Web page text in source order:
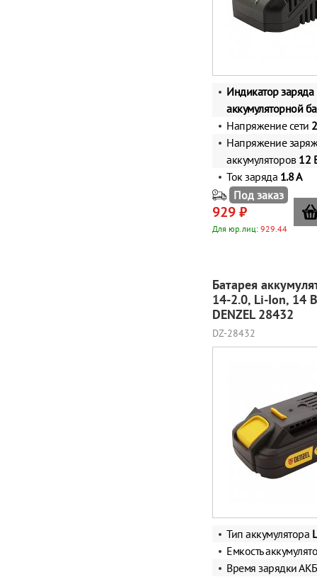
Индикатор заряда
аккумуляторной
Напряжение сети
Напряжение
аккумуляторов 12
Ток заряда 1.8 А
Под заказ
929 ₽
Для юр.лиц: 929.44
Батарея
14-2.0, Li-Ion, 14
DENZEL 28432
DZ-28432
Тип аккумулятора
Емкость
Время зарядки